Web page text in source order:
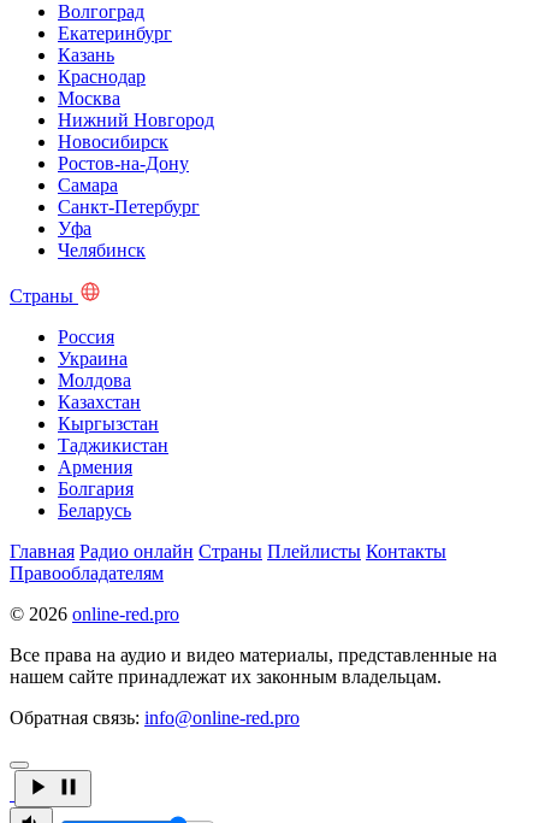
Волгоград
Екатеринбург
Казань
Краснодар
Москва
Нижний Новгород
Новосибирск
Ростов-на-Дону
Самара
Санкт-Петербург
Уфа
Челябинск
Страны
Россия
Украина
Молдова
Казахстан
Кыргызстан
Таджикистан
Армения
Болгария
Беларусь
Главная Радио онлайн Страны Плейлисты Контакты
Правообладателям
© 2026 online-red.pro
Все права на аудио и видео материалы, представленные на
нашем сайте принадлежат их законным владельцам.
Обратная связь: info@online-red.pro